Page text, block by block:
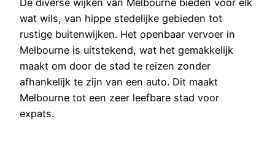
wat wils, van hippe stedelijke gebieden tot
rustige buitenwijken. Het openbaar vervoer in
Melbourne is uitstekend, wat het gemakkelijk
maakt om door de stad te reizen zonder
afhankelijk te zijn van een auto. Dit maakt
Melbourne tot een zeer leefbare stad voor
expats.